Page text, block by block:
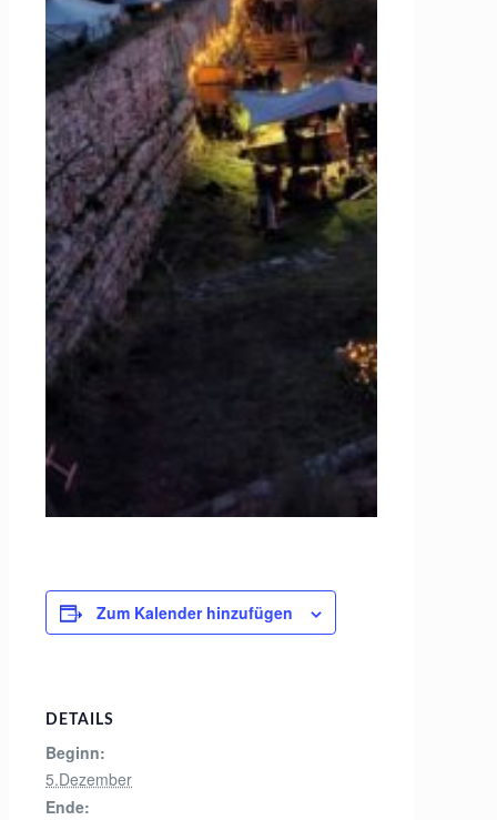
Zum Kalender hinzufügen
DETAILS
Beginn:
5.Dezember
Ende: